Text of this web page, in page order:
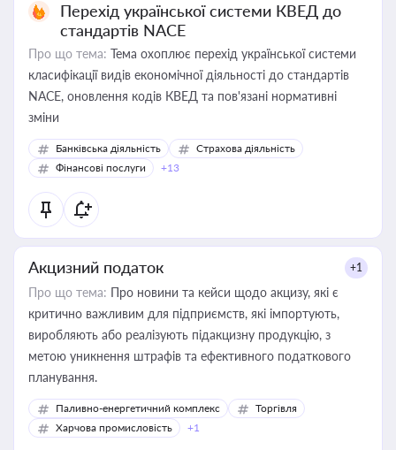
Перехід української системи КВЕД до
стандартів NACE
Про що тема: Тема охоплює перехід української системи
класифікації видів економічної діяльності до стандартів
NACE, оновлення кодів КВЕД та пов'язані нормативні
зміни
Банківська діяльність
Страхова діяльність
Фінансові послуги
+13
Акцизний податок +1
Про що тема: Про новини та кейси щодо акцизу, які є
критично важливим для підприємств, які імпортують,
виробляють або реалізують підакцизну продукцію, з
метою уникнення штрафів та ефективного податкового
планування.
Паливно-енергетичний комплекс
Торгівля
Харчова промисловість
+1